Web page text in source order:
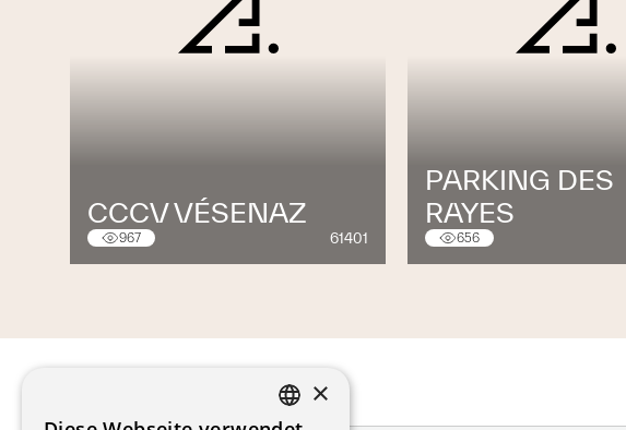
CCCV VÉSENAZ
967 61401
PARKING DES
RAYES
656
×